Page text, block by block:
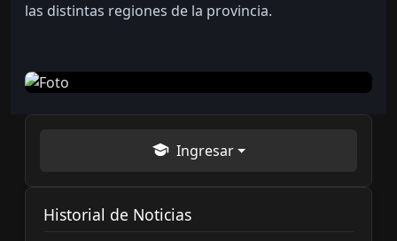
las distintas regiones de la provincia.
Ingresar
Historial de Noticias